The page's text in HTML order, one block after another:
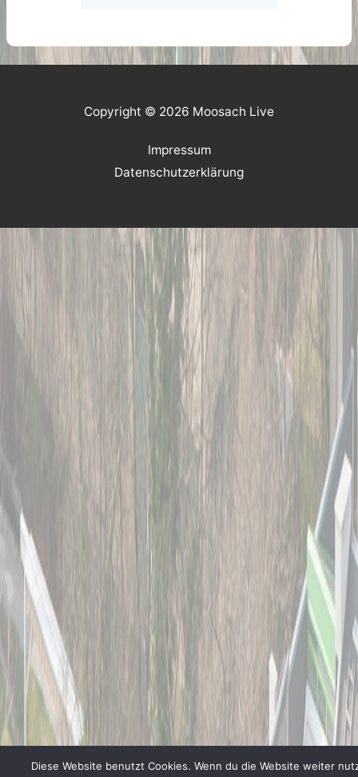
Copyright © 2026 Moosach Live
Impressum
Datenschutzerklärung
Diese Website benutzt Cookies. Wenn du die Website weiter